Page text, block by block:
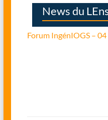
News du
Forum IngénIOGS –